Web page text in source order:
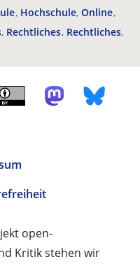
Hochschule Online
Rechtliches Rechtliches
open-
Kritik stehen wir